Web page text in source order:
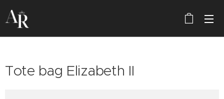
Tote bag Elizabeth II